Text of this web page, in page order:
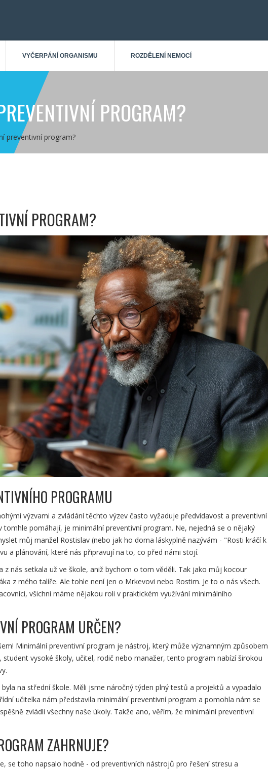
VYČERPÁNÍ ORGANISMU ROZDĚLENÍ NEMOCÍ
PROGRAM?
preventivní program?
PROGRAM?
PROGRAMU
výzvami a zvládání těchto výzev často vyžaduje předvídavost a preventivní
pomáhají, je minimální preventivní program. Ne, nejedná se o nějaký
můj manžel Rostislav (nebo jak ho doma láskyplně nazývám - "Rosti kráčí k
a plánování, které nás připravují na to, co před námi stojí.
nás setkala už ve škole, aniž bychom o tom věděli. Tak jako můj kocour
z mého talíře. Ale tohle není jen o Mrkevovi nebo Rostim. Je to o nás všech.
všichni máme nějakou roli v praktickém využívání minimálního
PROGRAM URČEN?
Minimální preventivní program je nástroj, který může významným způsobem
vysoké školy, učitel, rodič nebo manažer, tento program nabízí širokou
na střední škole. Měli jsme náročný týden plný testů a projektů a vypadalo
učitelka nám představila minimální preventivní program a pomohla nám se
zvládli všechny naše úkoly. Takže ano, věřím, že minimální preventivní
ZAHRNUJE?
se toho napsalo hodně - od preventivních nástrojů pro řešení stresu a